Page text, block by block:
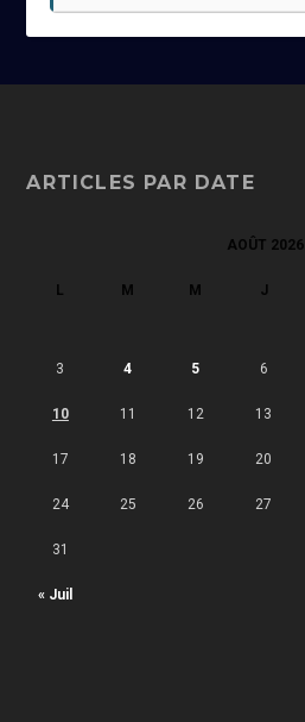
ARTICLES PAR DATE
AOÛT 2026
L M M J
« Juil
3 4 5 6
10 11 12 13
17 18 19 20
24 25 26 27
31